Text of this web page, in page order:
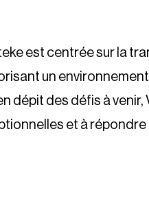
est centrée sur la
un
dépit des défis à venir,
et à répondre